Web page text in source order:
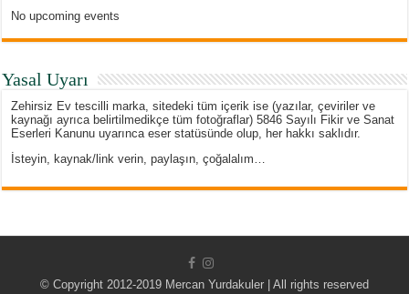
No upcoming events
Yasal Uyarı
Zehirsiz Ev tescilli marka, sitedeki tüm içerik ise (yazılar, çeviriler ve
kaynağı ayrıca belirtilmedikçe tüm fotoğraflar) 5846 Sayılı Fikir ve Sanat
Eserleri Kanunu uyarınca eser statüsünde olup, her hakkı saklıdır.
İsteyin, kaynak/link verin, paylaşın, çoğalalım…
© Copyright 2012-2019 Mercan Yurdakuler | All rights reserved